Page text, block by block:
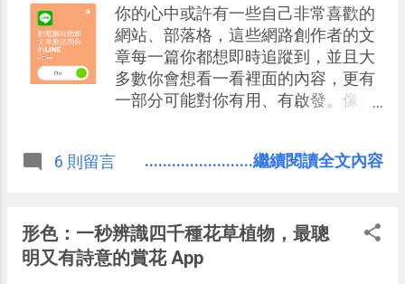
的記帳方法中說明過：「 丟掉記帳軟
體與 App ，轉個彎，我養成了記帳的
習慣 」。但是為了想要知道「記帳城
市」的遊戲化過程對激勵我們記帳到
底有沒有幫助，所以自己 實際嘗試
你的心中或許有一些自己非常喜歡的
網站、部落格，這些網路創作者的文
章每一篇你都想即時追蹤到，並且大
多數你會想看一看裡面的內容，更有
一部分可能對你有用、有啟發。像是
小強的時間管理博客 」也是這樣的部
保護上網閱讀注意力？ ），他們應該
被放在 RSS 閱讀器 精選的資料夾分
類中，讓我第一時間就能注意到他們
6 則留言 ........................繼續閱讀全文內容
形色：一秒辨識四千種花草植物，最聰
明又有詩意的賞花 App